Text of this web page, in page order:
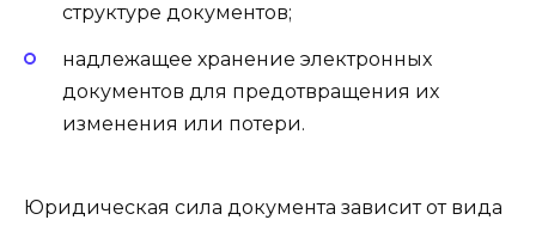
структуре документов;
надлежащее хранение электронных
документов для предотвращения их
изменения или потери.
Юридическая сила документа зависит от вида